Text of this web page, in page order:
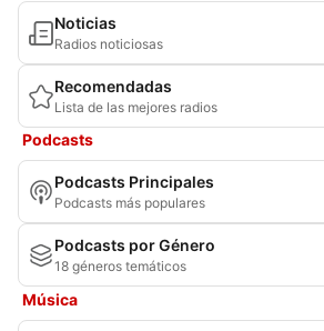
Morelos
Nayarit
Nuevo León
Oaxaca
Puebla
Querétaro
Quintana Roo
San Luis Potosí
Noticias
Radios noticiosas
Recomendadas
Lista de las mejores radios
Podcasts
Podcasts Principales
Podcasts más populares
Podcasts por Género
18 géneros temáticos
Música